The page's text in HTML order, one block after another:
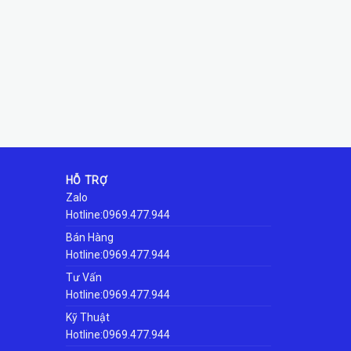
HỖ TRỢ
Zalo
Hotline:0969.477.944
Bán Hàng
Hotline:0969.477.944
Tư Vấn
Hotline:0969.477.944
Kỹ Thuật
Hotline:0969.477.944